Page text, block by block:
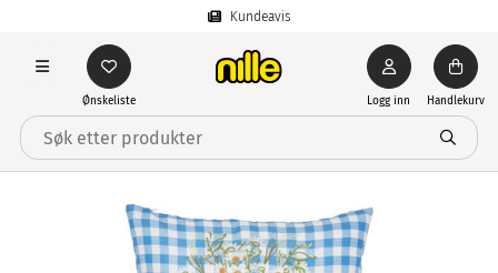
Kundeavis
Ønskeliste Logg inn Handlekurv